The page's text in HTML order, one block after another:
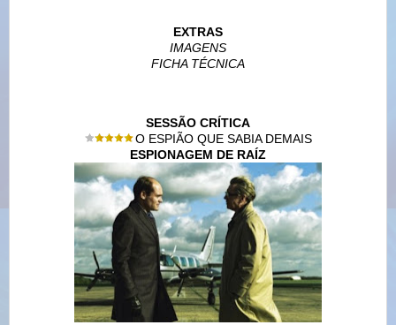
EXTRAS
IMAGENS
FICHA TÉCNICA
SESSÃO CRÍTICA
O ESPIÃO QUE SABIA DEMAIS
ESPIONAGEM DE RAÍZ